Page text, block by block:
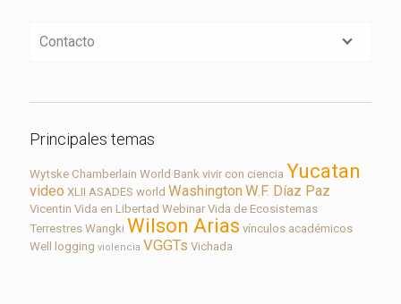
Contacto
Principales temas
Wytske Chamberlain World Bank vivir con ciencia Yucatan
video XLII ASADES world WashingtonW.F. Díaz Paz
Vicentin Vida en Libertad Webinar Vida de Ecosistemas
Terrestres Wangki Wilson Arias vínculos académicos
Well logging violencia VGGTs Vichada